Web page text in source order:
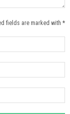
fields are marked with *